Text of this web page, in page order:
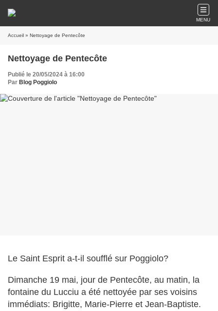
MENU
Accueil » Nettoyage de Pentecôte
Nettoyage de Pentecôte
Publié le 20/05/2024 à 16:00
Par Blog Poggiolo
Le Saint Esprit a-t-il soufflé sur Poggiolo?
Dimanche 19 mai, jour de Pentecôte, au matin, la
fontaine du Lucciu a été nettoyée par ses voisins
immédiats: Brigitte, Marie-Pierre et Jean-Baptiste.